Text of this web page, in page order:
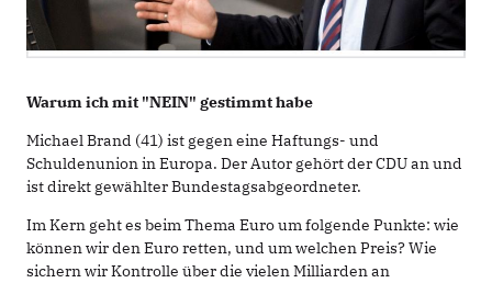
Warum ich mit "NEIN" gestimmt habe
Michael Brand (41) ist gegen eine Haftungs- und
Schuldenunion in Europa. Der Autor gehört der CDU an und
ist direkt gewählter Bundestagsabgeordneter.
Im Kern geht es beim Thema Euro um folgende Punkte: wie
können wir den Euro retten, und um welchen Preis? Wie
sichern wir Kontrolle über die vielen Milliarden an